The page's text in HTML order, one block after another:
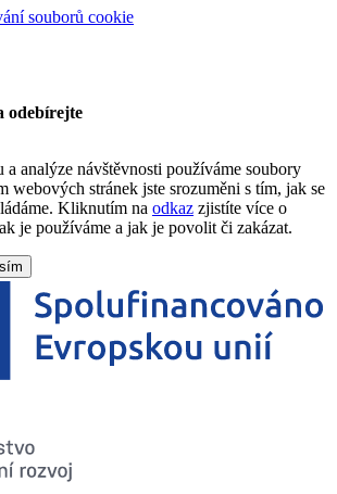
souborů cookie
odebírejte
analýze návštěvnosti používáme soubory
webových stránek jste srozuměni s tím, jak se
Kliknutím na odkaz zjistíte více o
je používáme a jak je povolit či zakázat.